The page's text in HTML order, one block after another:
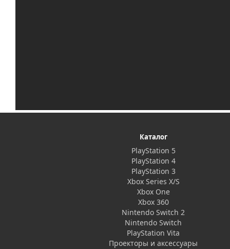
Каталог
PlayStation 5
PlayStation 4
PlayStation 3
Xbox Series X/S
Xbox One
Xbox 360
Nintendo Switch 2
Nintendo Switch
PlayStation Vita
Проекторы и аксессуары